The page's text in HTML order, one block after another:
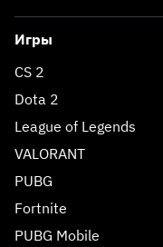
Игры
CS 2
Dota 2
League of Legends
VALORANT
PUBG
Fortnite
PUBG Mobile